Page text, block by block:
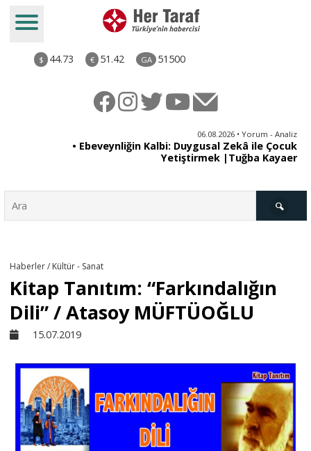
$ 44.73 € 51.42 GA 51500
06.08.2026 • Yorum - Analiz
• Ebeveynliğin Kalbi: Duygusal Zekâ ile Çocuk
Yetiştirmek |Tuğba Kayaer
Derkenar
Kültür - Sanat
Ekonomi
Haberler / Kültür - Sanat
Kitap Tanıtım: “Farkındalığın
Dili” / Atasoy MÜFTÜOĞLU
15.07.2019